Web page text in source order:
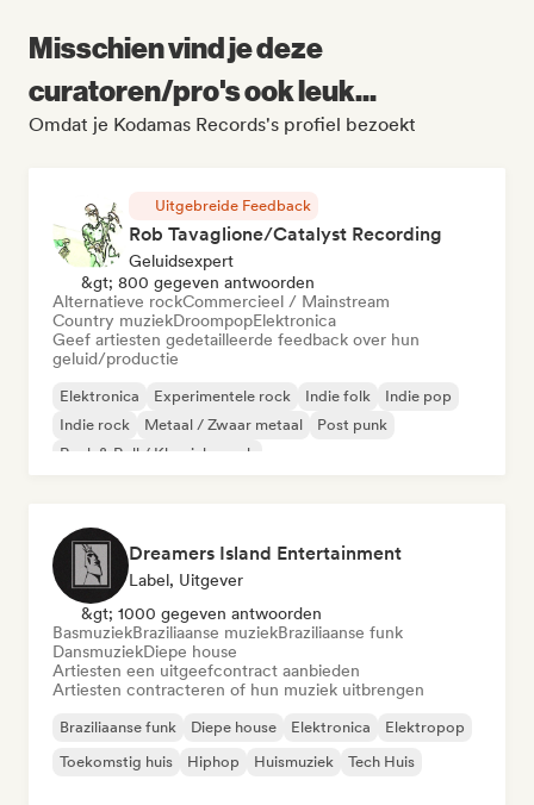
Misschien vind je deze
curatoren/pro's ook leuk...
Omdat je Kodamas Records's profiel bezoekt
Uitgebreide Feedback
Rob Tavaglione/Catalyst Recording
Geluidsexpert
&gt; 800 gegeven antwoorden
Alternatieve rockCommercieel / Mainstream
Country muziekDroompopElektronica
Geef artiesten gedetailleerde feedback over hun
geluid/productie
Elektronica Experimentele rock Indie folk
Indie pop
Indie rock
Metaal / Zwaar metaal
Post punk
Rock & Roll / Klassieke rock
Dreamers Island Entertainment
Label, Uitgever
&gt; 1000 gegeven antwoorden
BasmuziekBraziliaanse muziekBraziliaanse funk
DansmuziekDiepe house
Artiesten een uitgeefcontract aanbieden
Artiesten contracteren of hun muziek uitbrengen
Braziliaanse funk Diepe house Elektronica
Elektropop
Toekomstig huis
Hiphop Huismuziek Tech Huis